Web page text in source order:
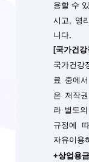
용할 수
시고, 영
니다.
[국가건
국가건강
료 중에
은 저작
라 별도
규정에
자유이용
+상업용